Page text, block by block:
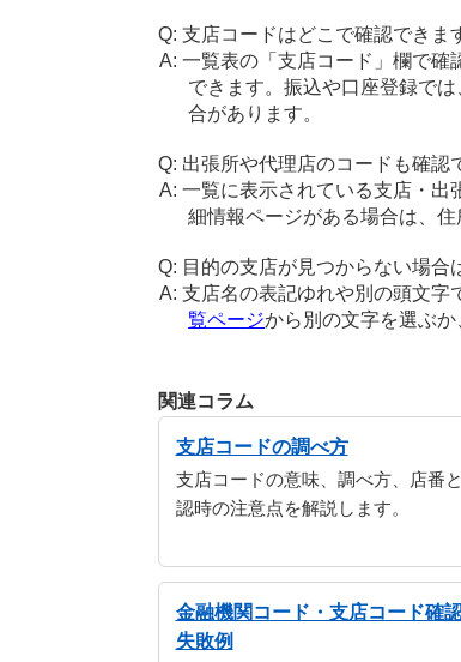
支店コードはどこで確認できま
一覧表の「支店コード」欄で確
できます。振込や口座登録で
合があります。
出張所や代理店のコードも確認
一覧に表示されている支店・出
細情報ページがある場合は、
目的の支店が見つからない場合
支店名の表記ゆれや別の頭文
覧ページから別の文字を選ぶか
関連コラム
支店コードの調べ方
支店コードの意味、調べ方、店番
認時の注意点を解説します。
金融機関コード・支店コード確
失敗例